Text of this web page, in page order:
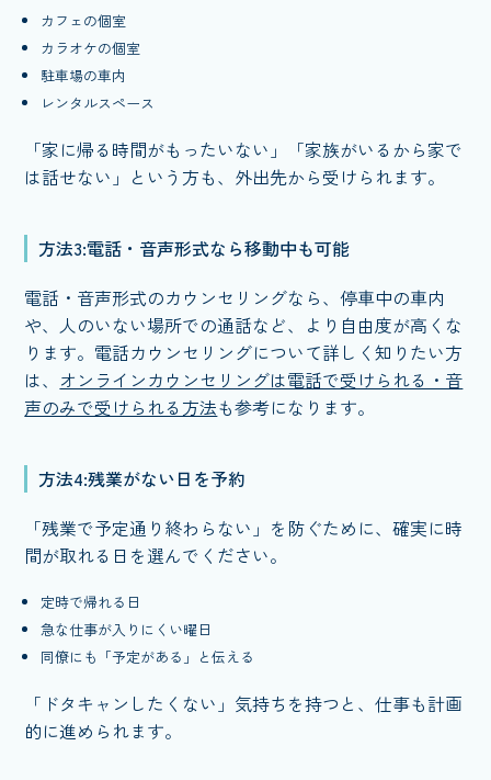
カフェの個室
カラオケの個室
駐車場の車内
レンタルスペース
「家に帰る時間がもったいない」「家族がいるから家で
は話せない」という方も、外出先から受けられます。
方法3:電話・音声形式なら移動中も可能
電話・音声形式のカウンセリングなら、停車中の車内
や、人のいない場所での通話など、より自由度が高くな
ります。電話カウンセリングについて詳しく知りたい方
は、 オンラインカウンセリングは電話で受けられる・音
声のみで受けられる方法も参考になります。
方法4:残業がない日を予約
「残業で予定通り終わらない」を防ぐために、確実に時
間が取れる日を選んでください。
定時で帰れる日
急な仕事が入りにくい曜日
同僚にも「予定がある」と伝える
「ドタキャンしたくない」気持ちを持つと、仕事も計画
的に進められます。